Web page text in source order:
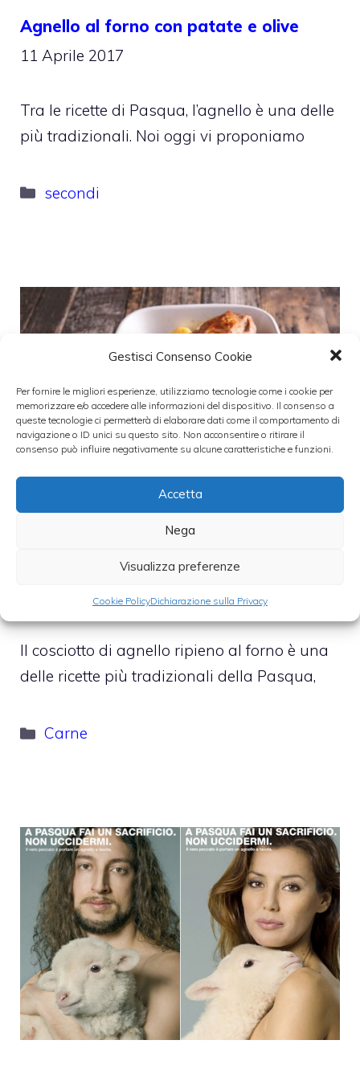
Gestisci Consenso Cookie
Per fornire le migliori esperienze, utilizziamo tecnologie come i cookie per
memorizzare e/o accedere alle informazioni del dispositivo. Il consenso a
queste tecnologie ci permetterà di elaborare dati come il comportamento di
navigazione o ID unici su questo sito. Non acconsentire o ritirare il
consenso può influire negativamente su alcune caratteristiche e funzioni.
Accetta
Nega
Visualizza preferenze
Cookie PolicyDichiarazione sulla Privacy
Agnello al forno con patate e olive
11 Aprile 2017
Tra le ricette di Pasqua, l’agnello è una delle
più tradizionali. Noi oggi vi proponiamo
Categorie
secondi
ripieno alle mandorle
27 Marzo 2017
Il cosciotto di agnello ripieno al forno è una
delle ricette più tradizionali della Pasqua,
Categorie
Carne